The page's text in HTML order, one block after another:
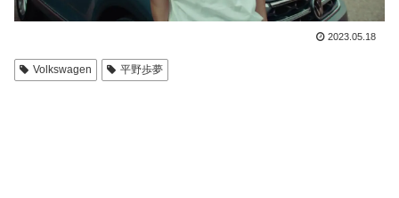
2023.05.18
Volkswagen 平野歩夢